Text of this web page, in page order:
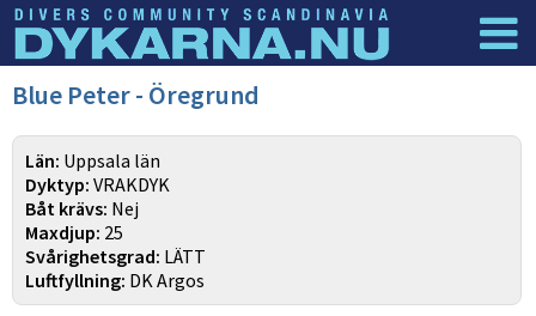
Dyknyheter
Blue Peter - Öregrund
Län: Uppsala län
Dyktyp: VRAKDYK
Båt krävs: Nej
Maxdjup: 25
Svårighetsgrad: LÄTT
Luftfyllning: DK Argos